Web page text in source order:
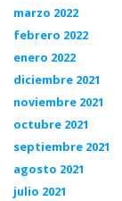
marzo 2022
febrero 2022
enero 2022
diciembre 2021
noviembre 2021
octubre 2021
septiembre 2021
agosto 2021
julio 2021